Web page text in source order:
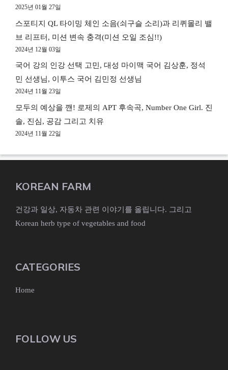
2025년 01월 27일
스포티지 QL 타이밍 체인 소음(쇠구슬 소리)과 리퀴몰리 밸
브 리프터, 미션 변속 충격(미션 오일 조심!!)
2024년 12월 03일
국어 강의 인강 선택 고민, 대성 마이맥 국어 김상훈, 정석
민 선생님, 이투스 국어 김민정 선생님
2024년 11월 23일
모두의 예상을 깬! 로제의 APT 후속곡, Number One Girl. 진
솔, 진심, 공감 그리고 치유
2024년 11월 22일
KOREAN FARM
건강과 일상, 자동차 관련 이야기를 올립니다. 그리고
Korean herb type of vegetables and food
CATEGORIES
Home
FOLLOW US